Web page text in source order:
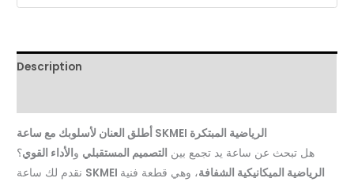
Description
أطلق العنان لأسلوبك مع ساعة SKMEI الرياضية المبتكرة
هل تبحث عن ساعة يد تجمع بين التصميم المستقبلي والأداء القوي؟
SKMEI الرياضية الميكانيكية الشفافة، وهي قطعة فنية